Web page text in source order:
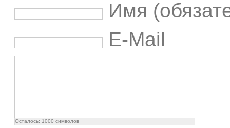
Имя
E-Mail
Осталось: 1000 символов